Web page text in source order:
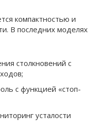
компактностью и
В последних моделях
столкновений с
с функцией «стоп-
усталости